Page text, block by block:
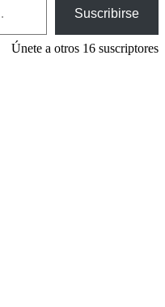
Suscribirse
Únete a otros 16 suscriptores